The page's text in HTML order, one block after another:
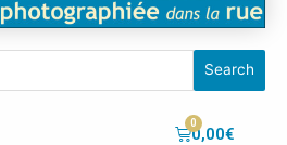
Search
0,00€